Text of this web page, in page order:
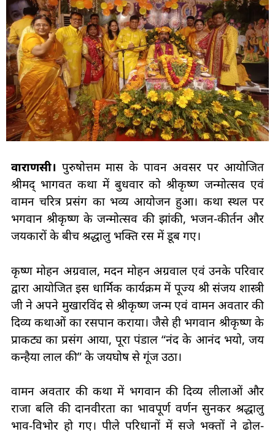
वाराणसी। पुरुषोत्तम मास के पावन अवसर पर आयोजित
श्रीमद् भागवत कथा में बुधवार को श्रीकृष्ण जन्मोत्सव एवं
वामन चरित्र प्रसंग का भव्य आयोजन हुआ। कथा स्थल पर
भगवान श्रीकृष्ण के जन्मोत्सव की झांकी, भजन-कीर्तन और
जयकारों के बीच श्रद्धालु भक्ति रस में डूब गए।
कृष्ण मोहन अग्रवाल, मदन मोहन अग्रवाल एवं उनके परिवार
द्वारा आयोजित इस धार्मिक कार्यक्रम में पूज्य श्री संजय शास्त्री
जी ने अपने मुखारविंद से श्रीकृष्ण जन्म एवं वामन अवतार की
दिव्य कथाओं का रसपान कराया। जैसे ही भगवान श्रीकृष्ण के
प्राकट्य का प्रसंग आया, पूरा पंडाल “नंद के आनंद भयो, जय
कन्हैया लाल की” के जयघोष से गूंज उठा।
वामन अवतार की कथा में भगवान की दिव्य लीलाओं और
राजा बलि की दानवीरता का भावपूर्ण वर्णन सुनकर श्रद्धालु
भाव-विभोर हो गए। पीले परिधानों में सजे भक्तों ने ढोल-